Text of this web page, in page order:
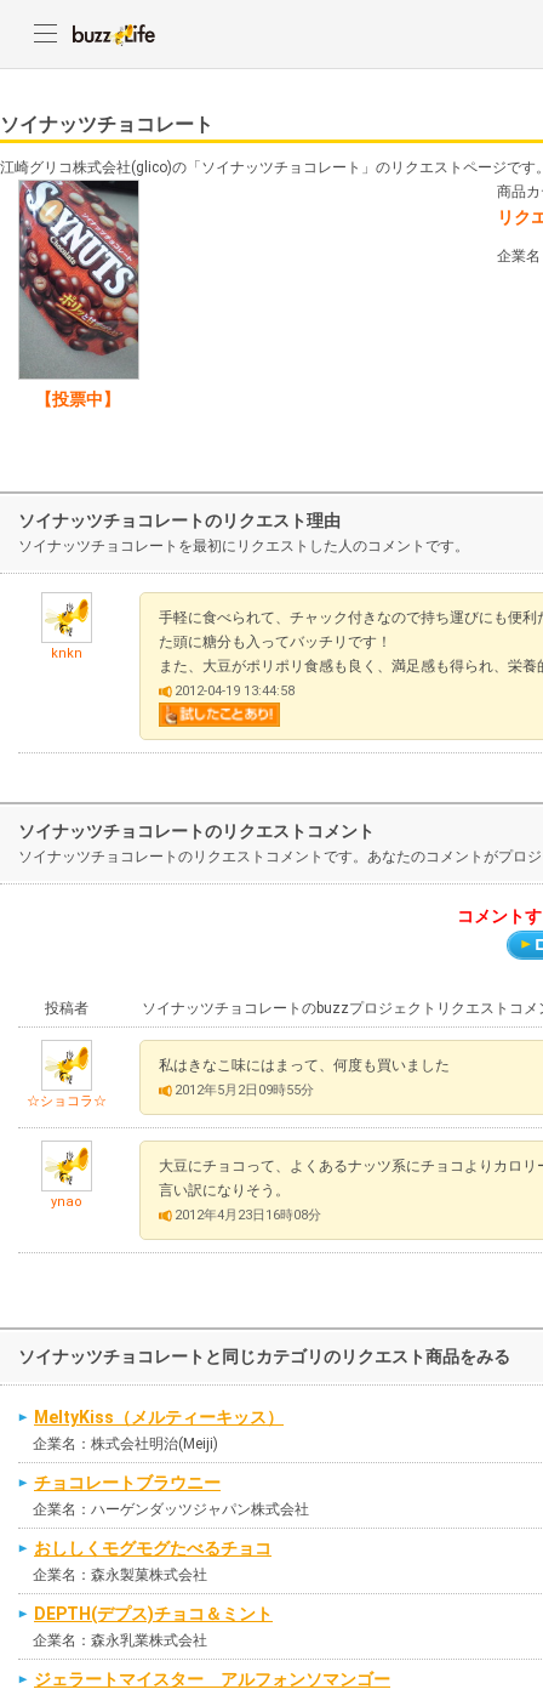
ソイナッツチョコレート
江崎グリコ株式会社(glico)の「ソイナッツチョコレート」のリクエストページです
【投票中】
商品
リク
企業
ソイナッツチョコレートのリクエスト理由
ソイナッツチョコレートを最初にリクエストした人のコメントです。
knkn
手軽に食べられて、チャック付きなので持ち運びにも便
た頭に糖分も入ってバッチリです！
また、大豆がポリポリ食感も良く、満足感も得られ、栄
2012-04-19 13:44:58
ソイナッツチョコレートのリクエストコメント
ソイナッツチョコレートのリクエストコメントです。あなたのコメントがプロ
コメント
投稿者 ソイナッツチョコレートのbuzzプロジェクトリクエストコメ
☆ショコラ☆
私はきなこ味にはまって、何度も買いました
2012年5月2日09時55分
ynao
大豆にチョコって、よくあるナッツ系にチョコよりカロ
言い訳になりそう。
2012年4月23日16時08分
ソイナッツチョコレートと同じカテゴリのリクエスト商品をみる
MeltyKiss（メルティーキッス）
企業名：株式会社明治(Meiji)
チョコレートブラウニー
企業名：ハーゲンダッツジャパン株式会社
おししくモグモグたべるチョコ
企業名：森永製菓株式会社
DEPTH(デプス)チョコ＆ミント
企業名：森永乳業株式会社
ジェラートマイスター アルフォンソマンゴー